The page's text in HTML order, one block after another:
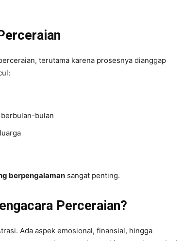
terutama karena prosesnya dianggap
bulan
berpengalaman sangat penting.
Perceraian?
Ada aspek emosional, finansial, hingga